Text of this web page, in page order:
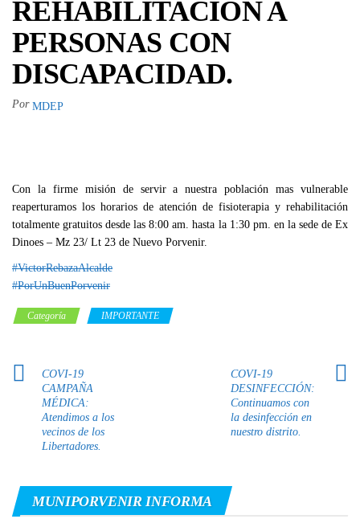
REHABILITACIÓN A
PERSONAS CON
DISCAPACIDAD.
Por MDEP
Con la firme misión de servir a nuestra población mas vulnerable
reaperturamos los horarios de atención de fisioterapia y rehabilitación
totalmente gratuitos desde las 8:00 am. hasta la 1:30 pm. en la sede de Ex
Dinoes – Mz 23/ Lt 23 de Nuevo Porvenir.
#VictorRebazaAlcalde
#PorUnBuenPorvenir
Categoría IMPORTANTE
COVI-19
CAMPAÑA
MÉDICA:
Atendimos a los
vecinos de los
Libertadores.
COVI-19
DESINFECCIÓN:
Continuamos con
la desinfección en
nuestro distrito.
MUNIPORVENIR INFORMA